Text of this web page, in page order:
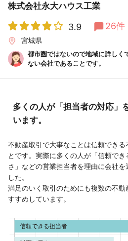
株式会社永大ハウス工業
3.9 26件
宮城県
都市圏ではないので地域に詳しく
ない会社であることです。
多くの人が「担当者の対応」
います。
不動産取引で大事なことは信頼できる
とです。実際に多くの人が「信頼で
さ」などの営業担当者を理由に会社
した。
満足のいく取引のためにも複数の不
すすめしています。